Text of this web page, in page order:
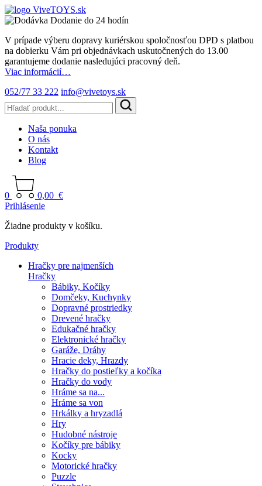
Dodanie do 24 hodín
V prípade výberu dopravy kuriérskou spoločnosťou DPD s platbou
na dobierku Vám pri objednávkach uskutočnených do 13.00
garantujeme dodanie nasledujúci pracovný deň.
Viac informácií…
052/77 33 222 info@vivetoys.sk
Naša ponuka
O nás
Kontakt
Blog
0 0,00 €
Prihlásenie
Žiadne produkty v košíku.
Produkty
Hračky pre najmenších
Hračky
Bábiky, Kočíky
Domčeky, Kuchynky
Dopravné prostriedky
Drevené hračky
Edukačné hračky
Elektronické hračky
Garáže, Dráhy
Hracie deky, Hrazdy
Hračky do postieľky a kočíka
Hračky do vody
Hráme sa na...
Hráme sa von
Hrkálky a hryzadlá
Hry
Hudobné nástroje
Kočíky pre bábiky
Kocky
Motorické hračky
Puzzle